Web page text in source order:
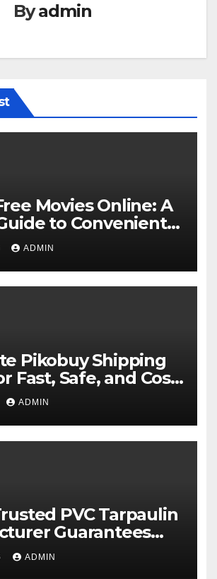
Byadmin
Movies Online: A
to Convenient
Options
ADMIN
Pikobuy Shipping
Fast, Safe, and Cost-
Delivery
ADMIN
PVC Tarpaulin
Guarantees
Quality and
ADMIN